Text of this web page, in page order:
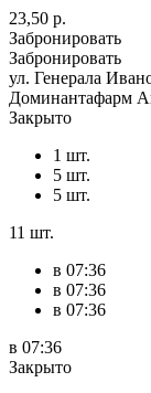
23,50 р.
Забронировать
Забронировать
ул. Генерала
Доминантафарм
Закрыто
1 шт.
5 шт.
5 шт.
11 шт.
в 07:36
в 07:36
в 07:36
в 07:36
Закрыто